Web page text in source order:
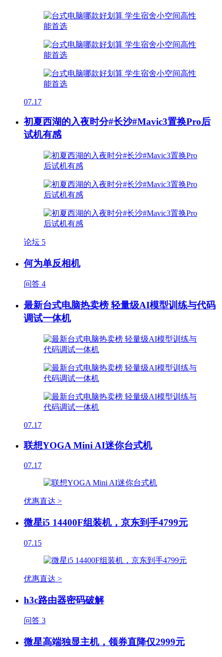
07.17
初夏西湖的入夜时分#长沙#Mavic3置换Pro后
试机有感
论坛 5
何为单反相机
问答 4
最新台式电脑热卖榜 轻量级AI模型训练与代码
调试一体机
07.17
联想YOGA Mini AI迷你台式机
07.17
优惠直达 >
微星i5 14400F组装机，京东到手4799元
07.15
优惠直达 >
h3c路由器密码破解
问答 3
微星高端独显主机，领券直降仅2999元